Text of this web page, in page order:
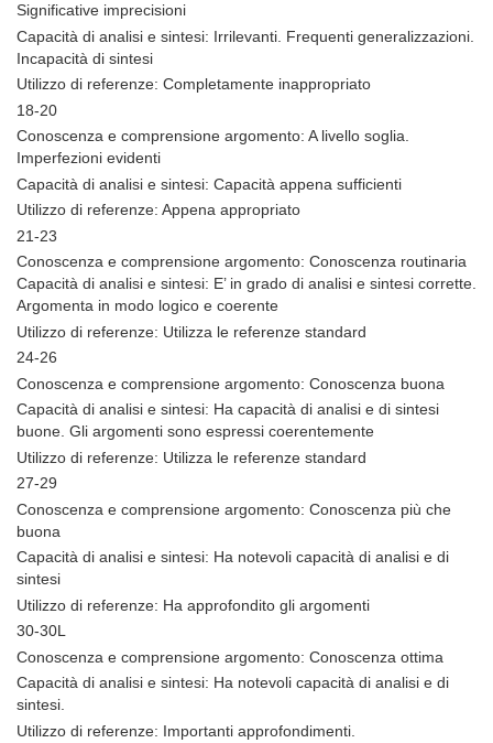
Significative imprecisioni
Capacità di analisi e sintesi: Irrilevanti. Frequenti generalizzazioni.
Incapacità di sintesi
Utilizzo di referenze: Completamente inappropriato
18-20
Conoscenza e comprensione argomento: A livello soglia.
Imperfezioni evidenti
Capacità di analisi e sintesi: Capacità appena sufficienti
Utilizzo di referenze: Appena appropriato
21-23
Conoscenza e comprensione argomento: Conoscenza routinaria
Capacità di analisi e sintesi: E’ in grado di analisi e sintesi corrette.
Argomenta in modo logico e coerente
Utilizzo di referenze: Utilizza le referenze standard
24-26
Conoscenza e comprensione argomento: Conoscenza buona
Capacità di analisi e sintesi: Ha capacità di analisi e di sintesi
buone. Gli argomenti sono espressi coerentemente
Utilizzo di referenze: Utilizza le referenze standard
27-29
Conoscenza e comprensione argomento: Conoscenza più che
buona
Capacità di analisi e sintesi: Ha notevoli capacità di analisi e di
sintesi
Utilizzo di referenze: Ha approfondito gli argomenti
30-30L
Conoscenza e comprensione argomento: Conoscenza ottima
Capacità di analisi e sintesi: Ha notevoli capacità di analisi e di
sintesi.
Utilizzo di referenze: Importanti approfondimenti.